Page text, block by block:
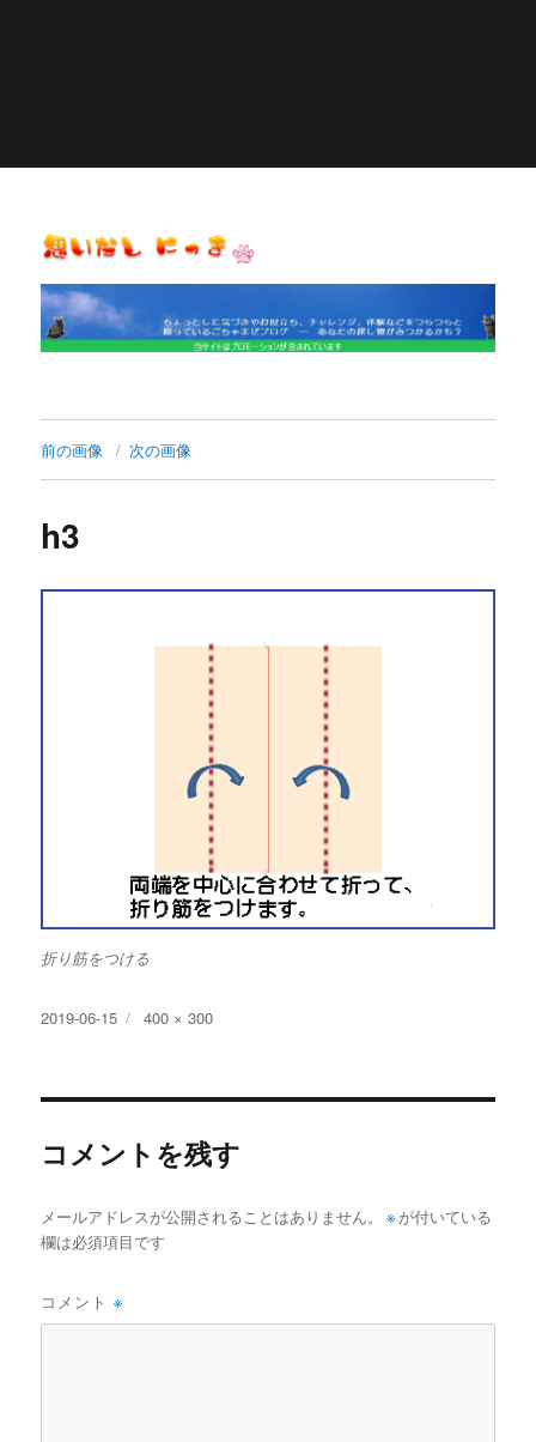
思いだし にっき
前の画像 次の画像
h3
折り筋をつける
投
2019-06-15
フ
イ
400 × 300
コメントを残す
メールアドレスが公開されることはありません。 ※ が付いている
欄は必須項目です
コメント※